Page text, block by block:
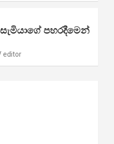
පහරදීමෙන්
editor